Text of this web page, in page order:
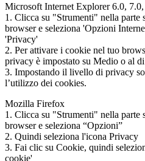
Microsoft Internet Explorer 6.0,
1. Clicca su "Strumenti" nella parte
browser e seleziona 'Opzioni
'Privacy'
2. Per attivare i cookie nel tuo
privacy è impostato su Medio o al
3. Impostando il livello di privacy
l’utilizzo dei cookies.
Mozilla Firefox
1. Clicca su "Strumenti" nella parte
browser e seleziona “Opzioni”
2. Quindi seleziona l'icona Privacy
3. Fai clic su Cookie, quindi
cookie'